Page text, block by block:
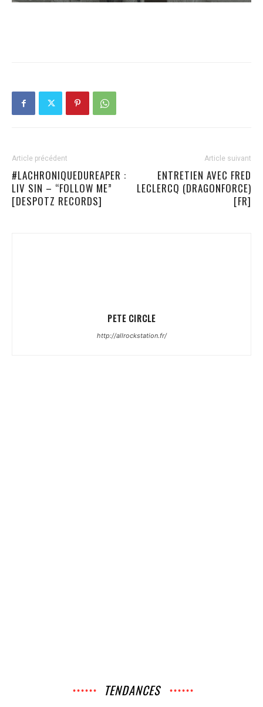
Article précédent
#LACHRONIQUEDUREAPER :
LIV SIN – “FOLLOW ME”
[DESPOTZ RECORDS]
Article suivant
ENTRETIEN AVEC FRED
LECLERCQ (DRAGONFORCE)
[FR]
PETE CIRCLE
http://allrockstation.fr/
TENDANCES